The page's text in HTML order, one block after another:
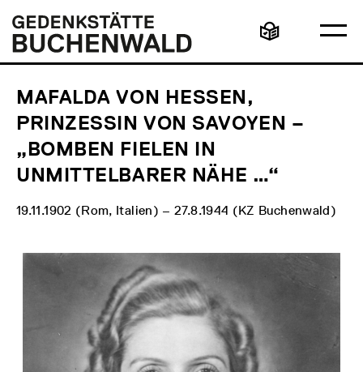
zum
Inhalt
Gedenkstätte
Buchenwald
Leichte
Sprache
MAFALDA VON HESSEN,
PRINZESSIN VON SAVOYEN –
„BOMBEN FIELEN IN
UNMITTELBARER NÄHE …“
19.11.1902 (Rom, Italien) – 27.8.1944 (KZ Buchenwald)